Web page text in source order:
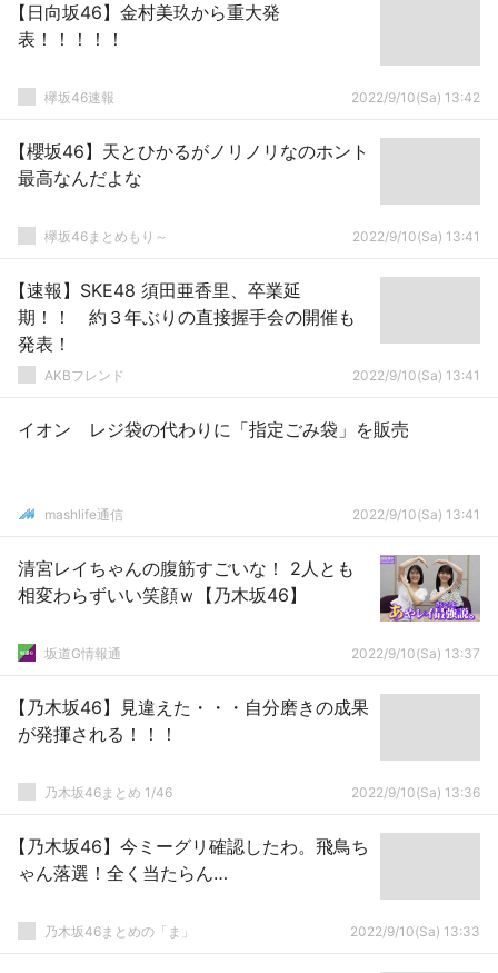
【日向坂46】金村美玖から重大発
表！！！！！
欅坂46速報 2022/9/10(Sa) 13:42
【櫻坂46】天とひかるがノリノリなのホント
最高なんだよな
欅坂46まとめもり～ 2022/9/10(Sa) 13:41
【速報】SKE48 須田亜香里、卒業延
期！！ 約３年ぶりの直接握手会の開催も
発表！
AKBフレンド 2022/9/10(Sa) 13:41
イオン レジ袋の代わりに「指定ごみ袋」を販売
mashlife通信 2022/9/10(Sa) 13:41
清宮レイちゃんの腹筋すごいな！ 2人とも
相変わらずいい笑顔ｗ【乃木坂46】
坂道G情報通 2022/9/10(Sa) 13:37
【乃木坂46】見違えた・・・自分磨きの成果
が発揮される！！！
乃木坂46まとめ 1/46 2022/9/10(Sa) 13:36
【乃木坂46】今ミーグリ確認したわ。飛鳥ち
ゃん落選！全く当たらん…
乃木坂46まとめの「ま」 2022/9/10(Sa) 13:33